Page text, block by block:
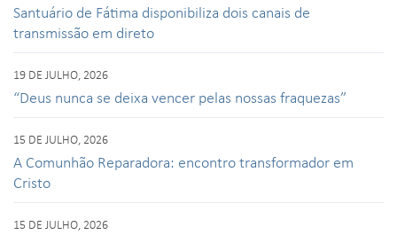
Santuário de Fátima disponibiliza dois canais de
transmissão em direto
19 DE JULHO, 2026
“Deus nunca se deixa vencer pelas nossas fraquezas”
15 DE JULHO, 2026
A Comunhão Reparadora: encontro transformador em
Cristo
15 DE JULHO, 2026